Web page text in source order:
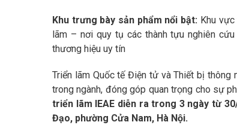
Khu trưng bày sản phẩm nổi bật: Khu
lãm – nơi quy tụ các thành tựu nghiên
thương hiệu uy tín
Triển lãm Quốc tế Điện tử và Thiết bị thông
trong ngành, đóng góp quan trọng cho sự
triển lãm IEAE diễn ra trong 3 ngày từ
Đạo, phường Cửa Nam, Hà Nội.